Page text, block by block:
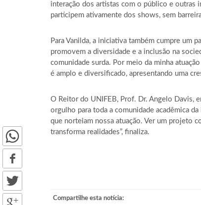
interação dos artistas com o público e outras
participem ativamente dos shows, sem
Para Vanilda, a iniciativa também cumpre um
promovem a diversidade e a inclusão na
comunidade surda. Por meio da minha
é amplo e diversificado, apresentando uma
O Reitor do UNIFEB, Prof. Dr. Angelo Davis,
orgulho para toda a comunidade acadêmica
que norteiam nossa atuação. Ver um projeto
transforma realidades”, finaliza.
Compartilhe esta notícia: